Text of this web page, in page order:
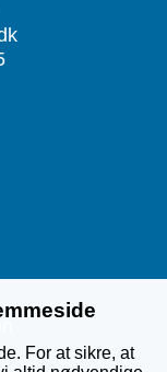
For at sikre, at